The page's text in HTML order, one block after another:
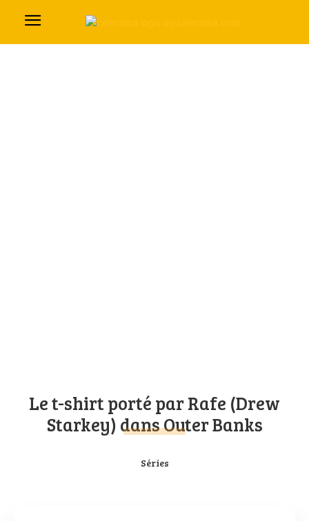
Le t-shirt porté par Rafe (Drew
Starkey) dans Outer Banks
Séries